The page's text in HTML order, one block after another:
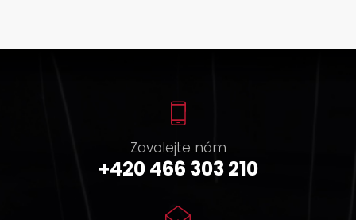
Zavolejte nám
+420 466 303 210